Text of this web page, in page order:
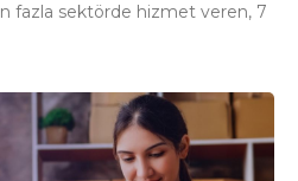
fazla sektörde hizmet veren, 7